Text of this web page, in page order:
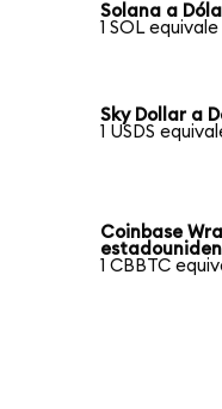
Solana a
1 SOL equivale
Sky Dollar a
1 USDS
Coinbase
1 CBBTC